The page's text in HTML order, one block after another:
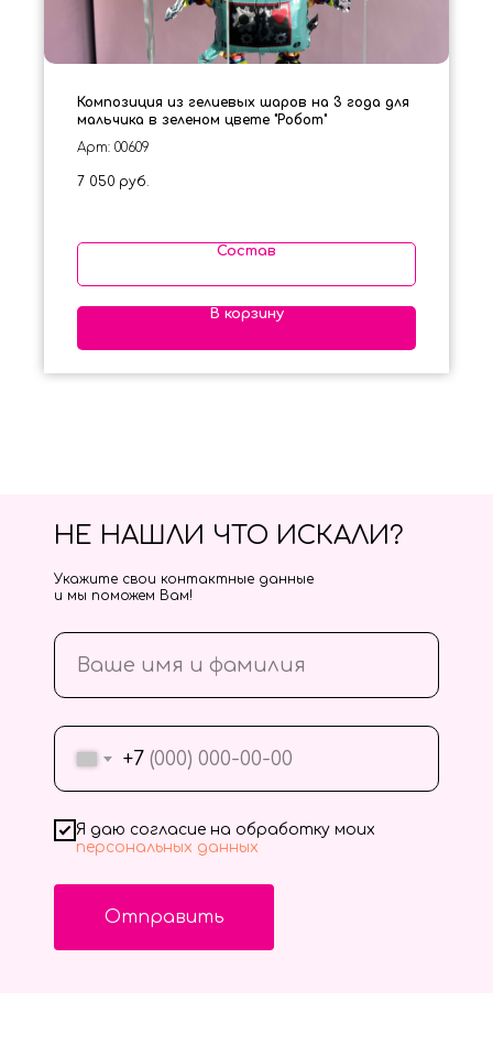
Композиция из гелиевых шаров на 3 года для
мальчика в зеленом цвете "Робот"
Арт: 00609
7 050 руб.
Состав
В корзину
+7
Я даю согласие на обработку моих
персональных данных
Отправить
НЕ НАШЛИ ЧТО ИСКАЛИ?
Укажите свои контактные данные
и мы поможем Вам!